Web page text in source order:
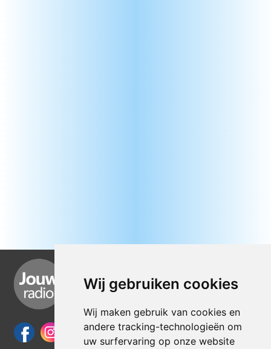
Wij gebruiken cookies
Wij maken gebruik van cookies en
andere tracking-technologieën om
uw surfervaring op onze website